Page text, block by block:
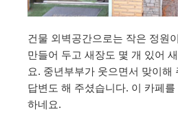
건물 외벽공간으로는 작은 정원
만들어 두고 새장도 몇 개 있어
요. 중년부부가 웃으면서 맞이해
답변도 해 주셨습니다. 이 카페
하네요.